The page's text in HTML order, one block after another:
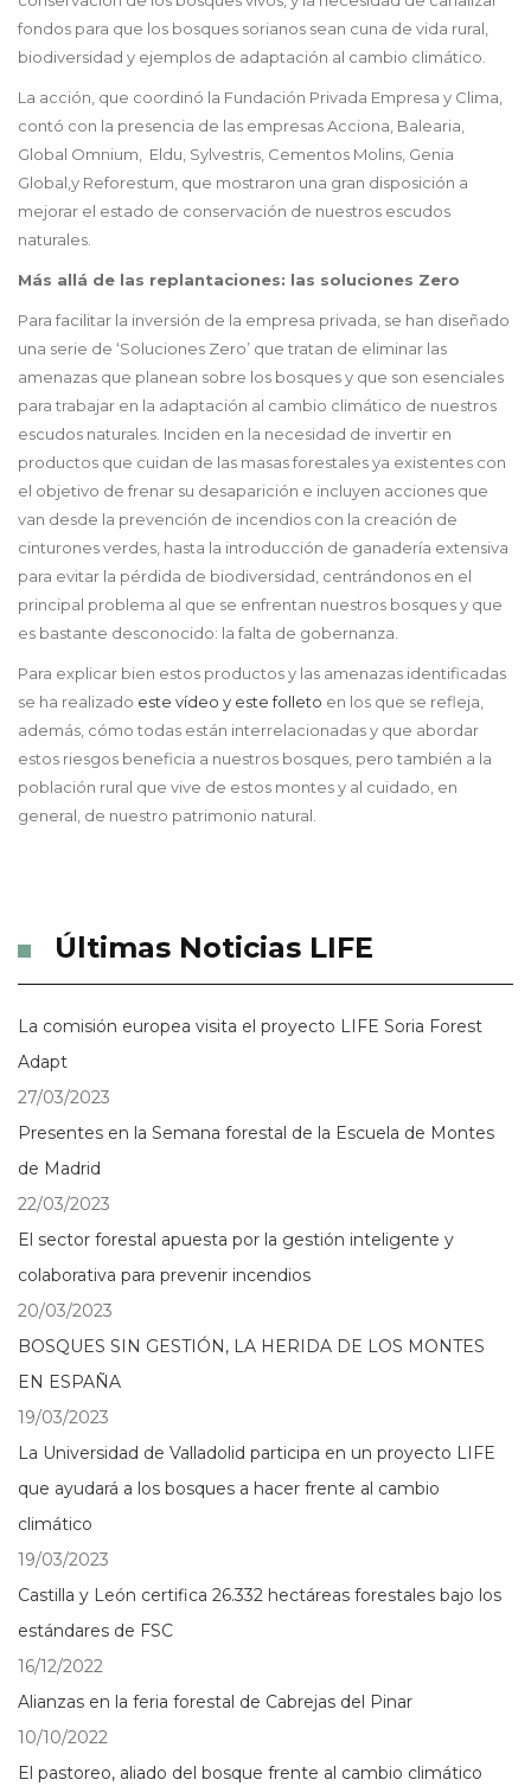
fondos para que los bosques sorianos sean cuna de vida rural,
biodiversidad y ejemplos de adaptación al cambio climático.
La acción, que coordinó la Fundación Privada Empresa y Clima,
contó con la presencia de las empresas Acciona, Balearia,
Global Omnium, Eldu, Sylvestris, Cementos Molins, Genia
Global,y Reforestum, que mostraron una gran disposición a
mejorar el estado de conservación de nuestros escudos
naturales.
Más allá de las replantaciones: las soluciones Zero
Para facilitar la inversión de la empresa privada, se han diseñado
una serie de ‘Soluciones Zero’ que tratan de eliminar las
amenazas que planean sobre los bosques y que son esenciales
para trabajar en la adaptación al cambio climático de nuestros
escudos naturales. Inciden en la necesidad de invertir en
productos que cuidan de las masas forestales ya existentes con
el objetivo de frenar su desaparición e incluyen acciones que
van desde la prevención de incendios con la creación de
cinturones verdes, hasta la introducción de ganadería extensiva
para evitar la pérdida de biodiversidad, centrándonos en el
principal problema al que se enfrentan nuestros bosques y que
es bastante desconocido: la falta de gobernanza.
Para explicar bien estos productos y las amenazas identificadas
se ha realizado este vídeo y este folleto en los que se refleja,
además, cómo todas están interrelacionadas y que abordar
estos riesgos beneficia a nuestros bosques, pero también a la
población rural que vive de estos montes y al cuidado, en
general, de nuestro patrimonio natural.
Últimas Noticias LIFE
La comisión europea visita el proyecto LIFE Soria Forest
Adapt
27/03/2023
Presentes en la Semana forestal de la Escuela de Montes
de Madrid
22/03/2023
El sector forestal apuesta por la gestión inteligente y
colaborativa para prevenir incendios
20/03/2023
BOSQUES SIN GESTIÓN, LA HERIDA DE LOS MONTES
EN ESPAÑA
19/03/2023
La Universidad de Valladolid participa en un proyecto LIFE
que ayudará a los bosques a hacer frente al cambio
climático
19/03/2023
Castilla y León certifica 26.332 hectáreas forestales bajo los
estándares de FSC
16/12/2022
Alianzas en la feria forestal de Cabrejas del Pinar
10/10/2022
El pastoreo, aliado del bosque frente al cambio climático